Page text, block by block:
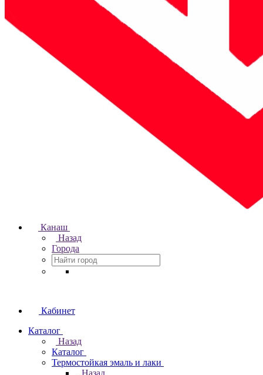
Канаш
Назад
Города
Кабинет
Каталог
Назад
Каталог
Термостойкая эмаль и лаки
Назад